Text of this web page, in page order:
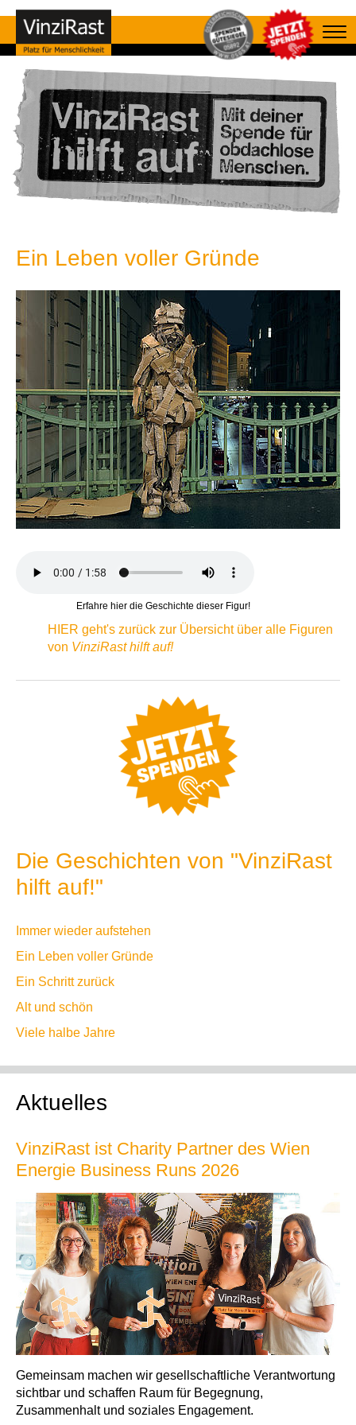
Ein Leben voller Gründe
Erfahre hier die Geschichte dieser Figur!
HIER geht's zurück zur Übersicht über alle Figuren
von VinziRast hilft auf!
Die Geschichten von "VinziRast
hilft auf!"
Immer wieder aufstehen
Ein Leben voller Gründe
Ein Schritt zurück
Alt und schön
Viele halbe Jahre
Aktuelles
VinziRast ist Charity Partner des Wien
Energie Business Runs 2026
Gemeinsam machen wir gesellschaftliche Verantwortung
sichtbar und schaffen Raum für Begegnung,
Zusammenhalt und soziales Engagement.